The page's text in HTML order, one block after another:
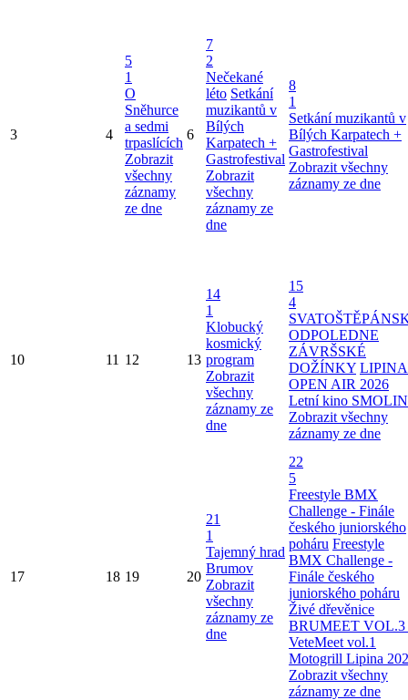
3 4
5
1
O
Sněhurce
a sedmi
trpaslících
Zobrazit
všechny
záznamy
ze dne
6
7
2
Nečekané
léto Setkání
muzikantů v
Bílých
Karpatech +
Gastrofestival
Zobrazit
všechny
záznamy ze
dne
8
1
Setkání muzikantů v
Bílých Karpatech +
Gastrofestival
Zobrazit všechny
záznamy ze dne
10 11 12 13
14
1
Klobucký
kosmický
program
Zobrazit
všechny
záznamy ze
dne
15
4
ODPOLEDNE
ZÁVRŠSKÉ
DOŽÍNKY LIPINA
OPEN AIR 2026
Letní kino
Zobrazit všechny
záznamy ze dne
17 18 19 20
21
1
Tajemný hrad
Brumov
Zobrazit
všechny
záznamy ze
dne
22
5
Freestyle BMX
Challenge - Finále
českého juniorského
poháru Freestyle
BMX Challenge -
Finále českého
juniorského poháru
Živé dřevěnice
BRUMEET VOL.3
VeteMeet vol.1
Motogrill Lipina
Zobrazit všechny
záznamy ze dne